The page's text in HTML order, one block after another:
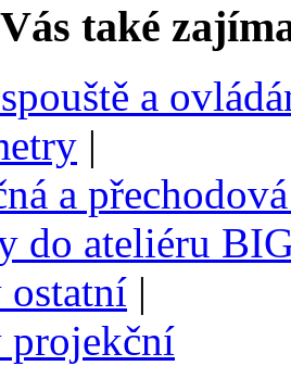
také
a
|
a
do ateliéru
|
projekční